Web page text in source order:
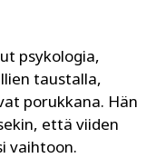
psykologia,
taustalla,
porukkana. Hän
että viiden
vaihtoon.